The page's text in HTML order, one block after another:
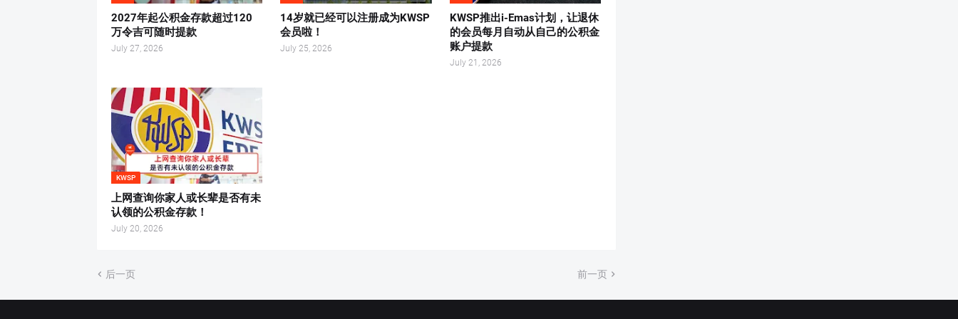
2027年起公积金存款超过120
万令吉可随时提款
July 27, 2026
14岁就已经可以注册成为KWSP
会员啦！
July 25, 2026
KWSP推出i-Emas计划，让退休
的会员每月自动从自己的公积金
账户提款
July 21, 2026
KWSP
上网查询你家人或长辈是否有未
认领的公积金存款！
July 20, 2026
后一页 前一页